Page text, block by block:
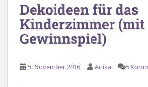
Dekoideen für das
Kinderzimmer (mit
Gewinnspiel)
5. November 2016 Anika 5